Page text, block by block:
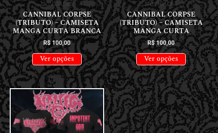
NOVIDADES
CANNIBAL CORPSE
(TRIBUTO) – CAMISETA
MANGA CURTA BRANCA
R$100,00
Ver opções
NOVIDADES
CANNIBAL CORPSE
(TRIBUTO) – CAMISETA
MANGA CURTA
R$100,00
Ver opções